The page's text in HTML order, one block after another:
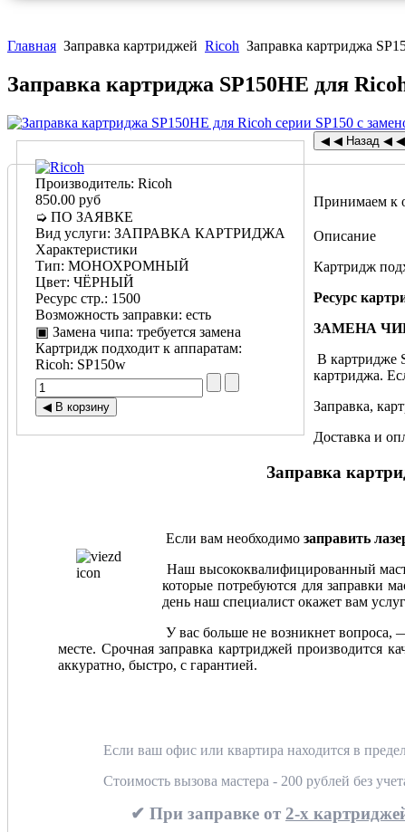
Главная Заправка картриджей Ricoh Заправка картриджа
Заправка картриджа SP150HE для
Производитель: Ricoh
850.00 руб
➭ ПО ЗАЯВКЕ
Вид услуги: ЗАПРАВКА КАРТРИДЖА
Характеристики
Тип: МОНОХРОМНЫЙ
Цвет: ЧЁРНЫЙ
Ресурс стр.: 1500
Возможность заправки: есть
▣ Замена чипа: требуется замена
Картридж подходит к аппаратам:
Ricoh: SP150w
Принимаем к
Описание
Картридж
Ресурс
ЗАМЕНА
В картридже
картриджа.
Заправка,
Доставка и
Заправка
Если вам необходимо заправить
Наш высококвалифицированный
которые потребуются для заправки
день наш специалист окажет вам
У вас больше не возникнет вопроса,
месте. Срочная заправка картриджей производится
аккуратно, быстро, с гарантией.
Если ваш офис или квартира находится в
Стоимость вызова мастера - 200 рублей без
✔ При заправке от 2-х